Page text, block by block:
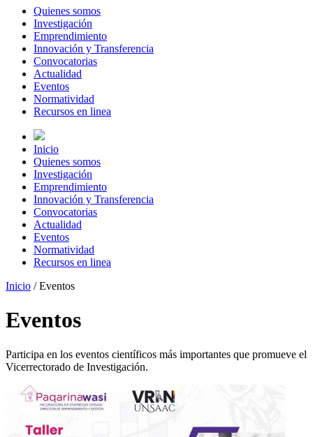
Quienes somos
Investigación
Emprendimiento
Innovación y Transferencia
Convocatorias
Actualidad
Eventos
Normatividad
Recursos en linea
Inicio
Quienes somos
Investigación
Emprendimiento
Innovación y Transferencia
Convocatorias
Actualidad
Eventos
Normatividad
Recursos en linea
Inicio /Eventos
Eventos
Participa en los eventos científicos más importantes que promueve el
Vicerrectorado de Investigación.